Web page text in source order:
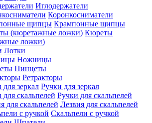
Иглодержатели
Коронкосниматели
Крампонные щипцы
Кюреты
ложки)
Лотки
Ножницы
Пинцеты
Ретракторы
Ручки для зеркал
Ручки для скальпелей
Лезвия для скальпелей
Скальпели с ручкой